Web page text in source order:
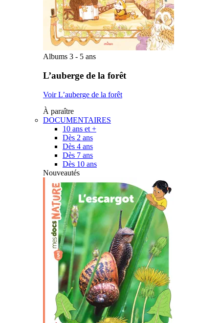
Albums 3 - 5 ans
L’auberge de la forêt
Voir L’auberge de la forêt
À paraître
DOCUMENTAIRES
10 ans et +
Dès 2 ans
Dès 4 ans
Dès 7 ans
Dès 10 ans
Nouveautés